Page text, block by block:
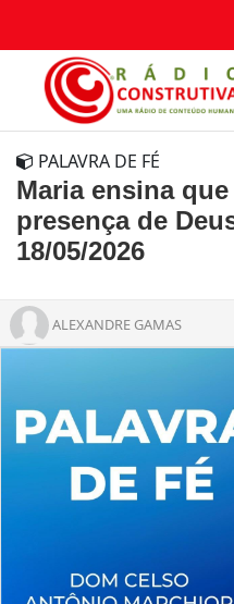
PALAVRA DE FÉ
Maria ensina
presença de
18/05/2026
ALEXANDRE GAMAS